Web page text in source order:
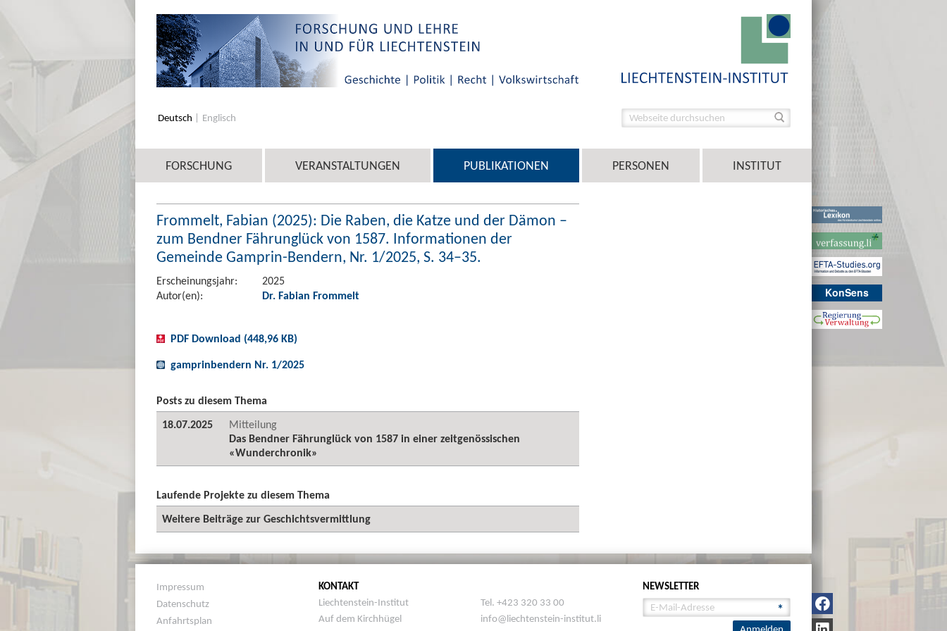
KonSens
Deutsch Englisch
FORSCHUNG VERANSTALTUNGEN PUBLIKATIONEN PERSONEN INSTITUT
Frommelt, Fabian (2025): Die Raben, die Katze und der Dämon –
zum Bendner Fährunglück von 1587. Informationen der
Gemeinde Gamprin-Bendern, Nr. 1/2025, S. 34–35.
Erscheinungsjahr:
2025
Autor(en):
Dr. Fabian Frommelt
PDF Download (448,96 KB)
gamprinbendern Nr. 1/2025
Posts zu diesem Thema
18.07.2025
Mitteilung
Das Bendner Fährunglück von 1587 in einer zeitgenössischen
«Wunderchronik»
Laufende Projekte zu diesem Thema
Weitere Beiträge zur Geschichtsvermittlung
Impressum
Datenschutz
Anfahrtsplan
KONTAKT
Liechtenstein-Institut
Auf dem Kirchhügel
Tel. +423 320 33 00
info@liechtenstein-institut.li
NEWSLETTER